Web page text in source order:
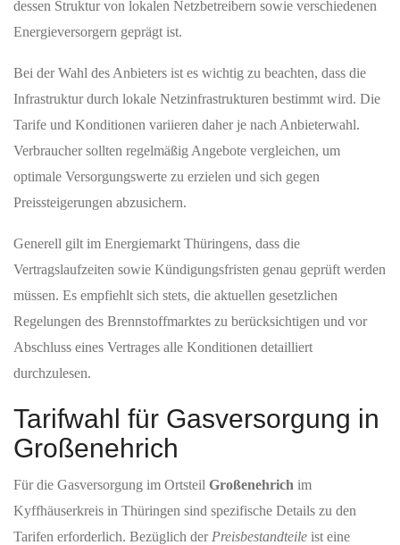
dessen Struktur von lokalen Netzbetreibern sowie verschiedenen
Energieversorgern geprägt ist.
Bei der Wahl des Anbieters ist es wichtig zu beachten, dass die
Infrastruktur durch lokale Netzinfrastrukturen bestimmt wird. Die
Tarife und Konditionen variieren daher je nach Anbieterwahl.
Verbraucher sollten regelmäßig Angebote vergleichen, um
optimale Versorgungswerte zu erzielen und sich gegen
Preissteigerungen abzusichern.
Generell gilt im Energiemarkt Thüringens, dass die
Vertragslaufzeiten sowie Kündigungsfristen genau geprüft werden
müssen. Es empfiehlt sich stets, die aktuellen gesetzlichen
Regelungen des Brennstoffmarktes zu berücksichtigen und vor
Abschluss eines Vertrages alle Konditionen detailliert
durchzulesen.
Tarifwahl für Gasversorgung in
Großenehrich
Für die Gasversorgung im Ortsteil Großenehrich im
Kyffhäuserkreis in Thüringen sind spezifische Details zu den
Tarifen erforderlich. Bezüglich der Preisbestandteile ist eine